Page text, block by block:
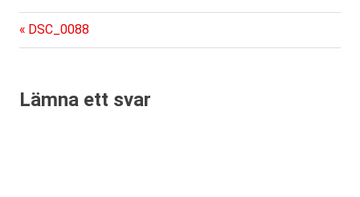
Inläggsnavigering
Föregående
inlägg:
DSC_0088
Lämna ett svar